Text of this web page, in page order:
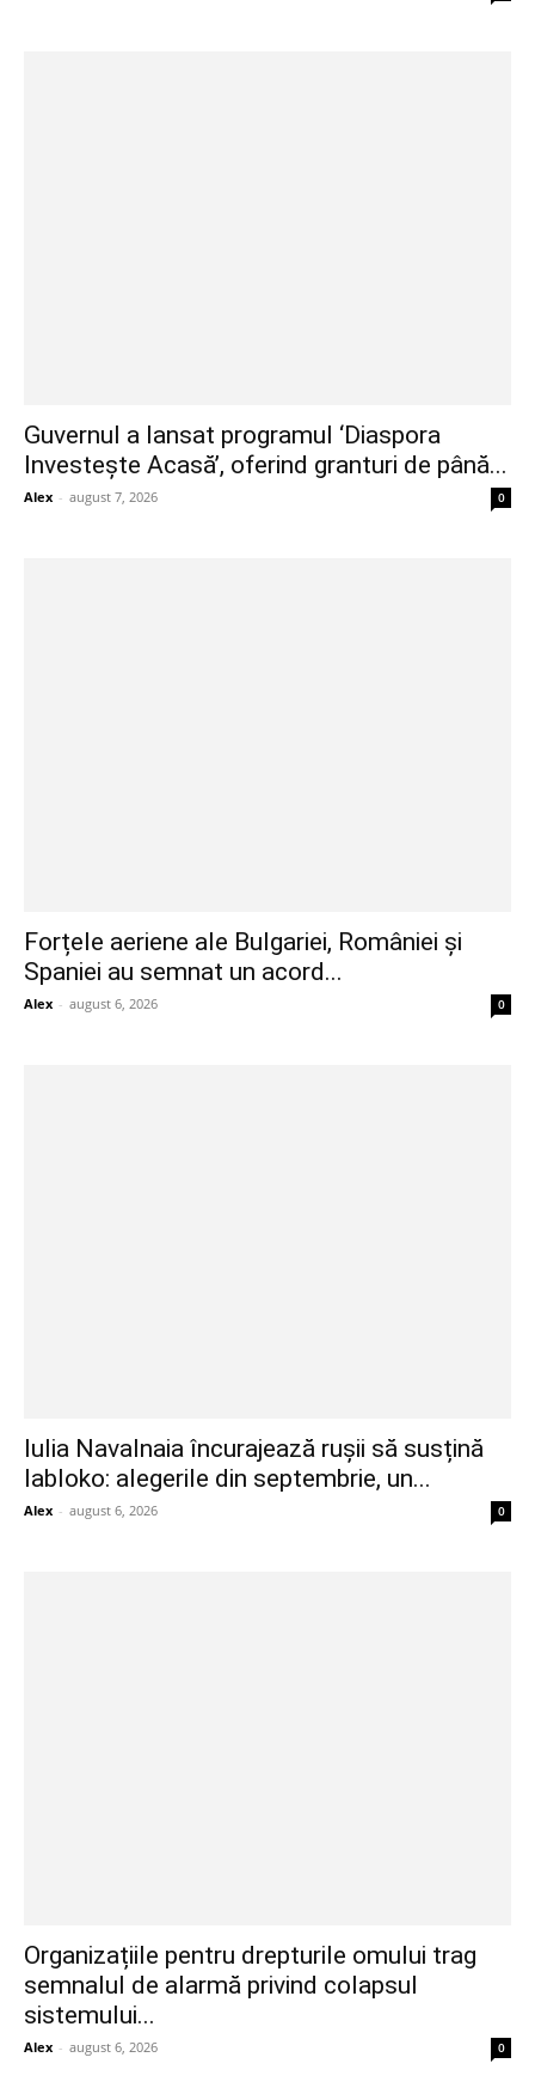
Guvernul a lansat programul ‘Diaspora
Investește Acasă’, oferind granturi de până...
Alex - august 7, 2026 0
Forțele aeriene ale Bulgariei, României și
Spaniei au semnat un acord...
Alex - august 6, 2026 0
Iulia Navalnaia încurajează rușii să susțină
Iabloko: alegerile din septembrie, un...
Alex - august 6, 2026 0
Organizațiile pentru drepturile omului trag
semnalul de alarmă privind colapsul
sistemului...
Alex - august 6, 2026 0